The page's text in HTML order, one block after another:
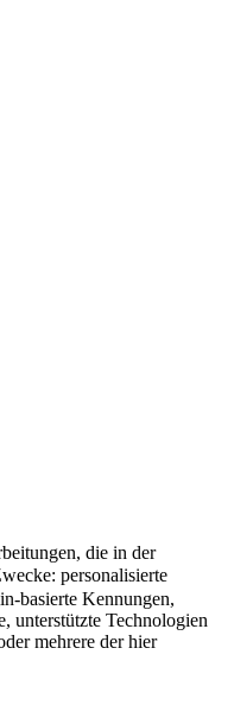
die in der
personalisierte
basierte Kennungen,
unterstützte Technologien
mehrere der hier